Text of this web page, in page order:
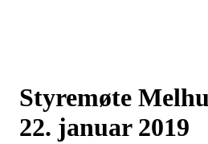
Styremøte
22. januar 2019